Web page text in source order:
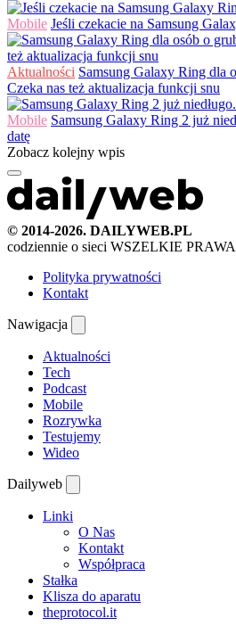
Mobile Jeśli czekacie na Samsung
Aktualności Samsung Galaxy Ring dla
Czeka nas też aktualizacja funkcji snu
Mobile Samsung Galaxy Ring 2 już
datę
Zobacz kolejny wpis
© 2014-2026. DAILYWEB.PL
codziennie o sieci WSZELKIE
Polityka prywatności
Kontakt
Nawigacja
Aktualności
Tech
Podcast
Mobile
Rozrywka
Testujemy
Wideo
Dailyweb
Linki
O Nas
Kontakt
Współpraca
Stałka
Klisza do aparatu
theprotocol.it